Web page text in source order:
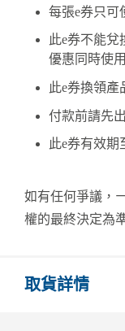
每張e券只可
此e券不能兌
優惠同時使
此e券換領產
付款前請先
此e券有效期
如有任何爭議，
權的最終決定為
取貨詳情